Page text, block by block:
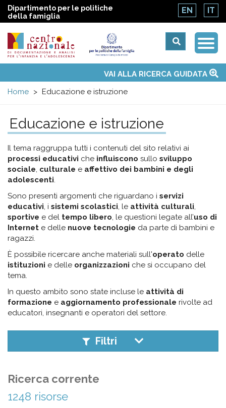
Dipartimento per le politiche
della famiglia
EN IT
Centro
nazionale
di
Documentazione
e
analisi
pr
l'infanzia
e
l'adolescenza
menu
Temi
Attività
Convenzione ONUVAI ALLA RICERCA GUIDATA
Home
Educazione e istruzione
Educazione e istruzione
Il tema raggruppa tutti i contenuti del sito relativi ai
processi educativi che influiscono sullo sviluppo
sociale, culturale e affettivo dei bambini e degli
adolescenti.
Sono presenti argomenti che riguardano i servizi
educativi, i sistemi scolastici, le attività culturali,
sportive e del tempo libero, le questioni legate all’uso di
Internet e delle nuove tecnologie da parte di bambini e
ragazzi.
È possibile ricercare anche materiali sull'operato delle
istituzioni e delle organizzazioni che si occupano del
tema.
In questo ambito sono state incluse le attività di
formazione e aggiornamento professionale rivolte ad
educatori, insegnanti e operatori del settore.
Filtri
Ricerca corrente
1248 risorse